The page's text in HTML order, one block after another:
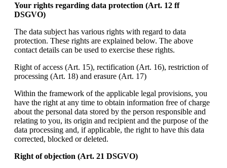
Your rights regarding data protection (Art. 12 ff
DSGVO)
The data subject has various rights with regard to data
protection. These rights are explained below. The above
contact details can be used to exercise these rights.
Right of access (Art. 15), rectification (Art. 16), restriction of
processing (Art. 18) and erasure (Art. 17)
Within the framework of the applicable legal provisions, you
have the right at any time to obtain information free of charge
about the personal data stored by the person responsible and
relating to you, its origin and recipient and the purpose of the
data processing and, if applicable, the right to have this data
corrected, blocked or deleted.
Right of objection (Art. 21 DSGVO)